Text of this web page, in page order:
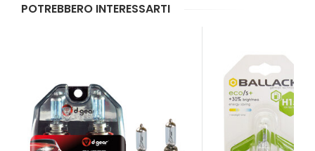
POTREBBERO INTERESSARTI